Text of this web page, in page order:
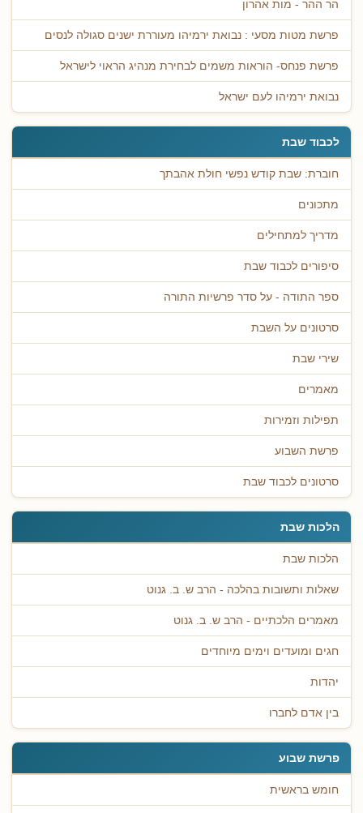
הר ההר - מות אהרון
פרשת מטות מסעי : נבואת ירמיהו מעוררת ישנים סגולה לנסים
פרשת פנחס- הוראות משמים לבחירת מנהיג הראוי לישראל
נבואת ירמיהו לעם ישראל
לכבוד שבת
חוברת: שבת קודש נפשי חולת אהבתך
מתכונים
מדריך למתחילים
סיפורים לכבוד שבת
ספר התודה - על סדר פרשיות התורה
סרטונים על השבת
שירי שבת
מאמרים
תפילות וזמירות
פרשת השבוע
סרטונים לכבוד שבת
הלכות שבת
הלכות שבת
שאלות ותשובות בהלכה - הרב ש. ב. גנוט
מאמרים הלכתיים - הרב ש. ב. גנוט
חגים ומועדים וימים מיוחדים
יהדות
בין אדם לחברו
פרשת שבוע
חומש בראשית